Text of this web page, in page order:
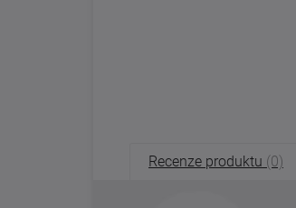
Recenze produktu (0)